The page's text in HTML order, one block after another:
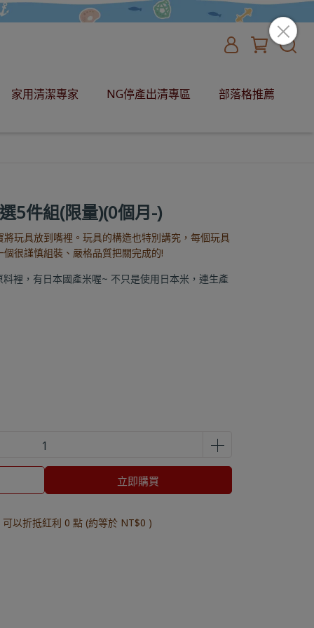
家用清潔專家 NG停產出清專區 部落格推薦
5件組(限量)(0個月-)
玩具放到嘴裡。玩具的構造也特別講究，每個玩具
很謹慎組裝、嚴格品質把關完成的!
裡，有日本國產米喔~ 不只是使用日本米，連生產
立即購買
以折抵紅利 0 點 (約等於 NT$0 )